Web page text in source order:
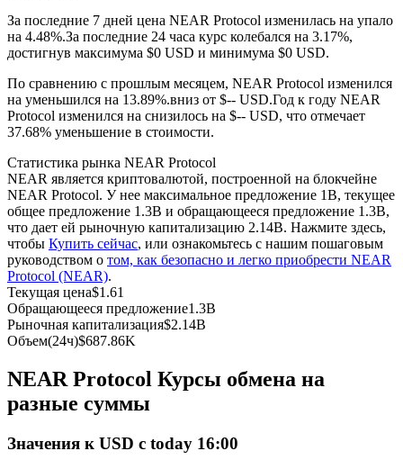
USDC фьючерсы
Фьючерсы с использованием USDC в качестве
Копирование торговли
За последние 7 дней цена NEAR Protocol изменилась на упало
на 4.48%.За последние 24 часа курс колебался на 3.17%,
достигнув максимума $0 USD и минимума $0 USD.
По сравнению с прошлым месяцем, NEAR Protocol изменился
на уменьшился на 13.89%.вниз от $-- USD.Год к году NEAR
Protocol изменился на снизилось на $-- USD, что отмечает
37.68% уменьшение в стоимости.
Статистика рынка NEAR Protocol
NEAR является криптовалютой, построенной на блокчейне
NEAR Protocol. У нее максимальное предложение 1B, текущее
общее предложение 1.3B и обращающееся предложение 1.3B,
что дает ей рыночную капитализацию 2.14B. Нажмите здесь,
чтобы Купить сейчас, или ознакомьтесь с нашим пошаговым
руководством о том, как безопасно и легко приобрести NEAR
Protocol (NEAR).
Текущая цена$1.61
Обращающееся предложение1.3B
Рыночная капитализация$2.14B
Объем(24ч)$687.86K
NEAR Protocol Курсы обмена на
разные суммы
Значения к USD с today 16:00